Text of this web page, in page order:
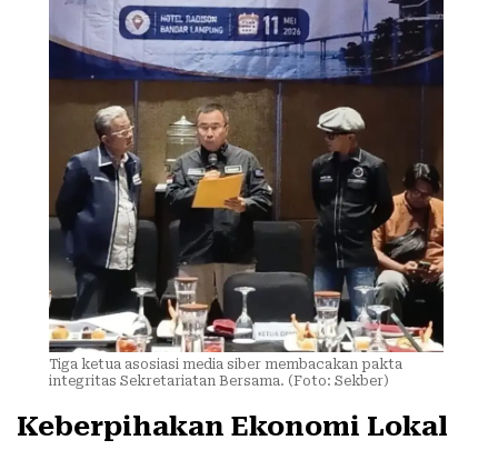
Tiga ketua asosiasi media siber membacakan pakta
integritas Sekretariatan Bersama. (Foto: Sekber)
Keberpihakan Ekonomi Lokal